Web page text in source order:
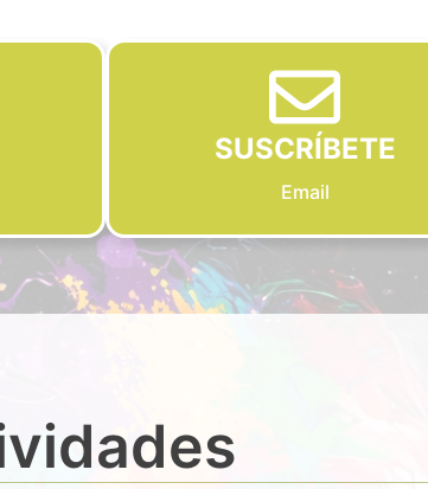
SUSCRÍBETE
Email